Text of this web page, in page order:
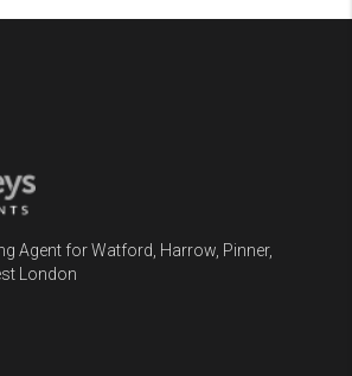
Agent for Watford, Harrow, Pinner,
London